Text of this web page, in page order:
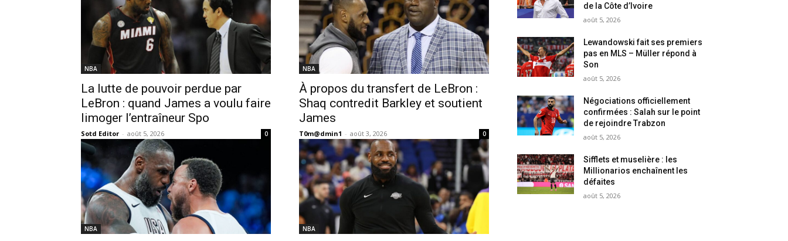
NBA
La lutte de pouvoir perdue par
LeBron : quand James a voulu faire
limoger l’entraîneur Spo
Sotd Editor - août 5, 2026 0
NBA
À propos du transfert de LeBron :
Shaq contredit Barkley et soutient
James
T0m@dmin1 - août 3, 2026 0
NBA NBA
de la Côte d’Ivoire
août 5, 2026
Lewandowski fait ses premiers
pas en MLS – Müller répond à
Son
août 5, 2026
Négociations officiellement
confirmées : Salah sur le point
de rejoindre Trabzon
août 5, 2026
Sifflets et muselière : les
Millionarios enchaînent les
défaites
août 5, 2026